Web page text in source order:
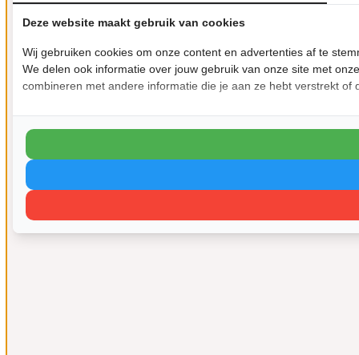
Deze website maakt gebruik van cookies
Wij gebruiken cookies om onze content en advertenties af te
We delen ook informatie over jouw gebruik van onze site met
combineren met andere informatie die je aan ze hebt verstrekt